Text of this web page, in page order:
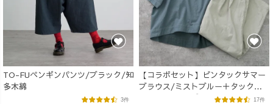
TO-FUペンギンパンツ/ブラック/知
多木綿
3件
【コラボセット】ピンタックサマー
ブラウス/ミストブルー＋タックバ
ルーンパンツ/グレージュ
17件